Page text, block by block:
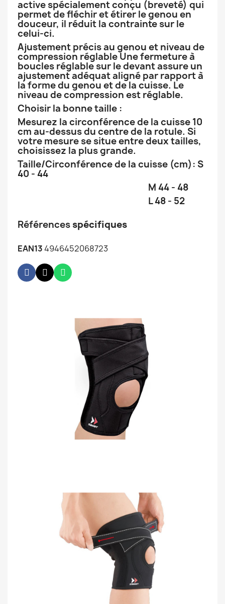
active spécialement conçu (breveté) qui
permet de fléchir et étirer le genou en
douceur, il réduit la contrainte sur le
celui-ci.
Ajustement précis au genou et niveau de
compression réglable Une fermeture à
boucles réglable sur le devant assure un
ajustement adéquat aligné par rapport à
la forme du genou et de la cuisse. Le
niveau de compression est réglable.
Choisir la bonne taille :
Mesurez la circonférence de la cuisse 10
cm au-dessus du centre de la rotule. Si
votre mesure se situe entre deux tailles,
choisissez la plus grande.
Taille/Circonférence de la cuisse (cm): S
40 - 44
M 44 - 48
L 48 - 52
Références spécifiques
EAN134946452068723